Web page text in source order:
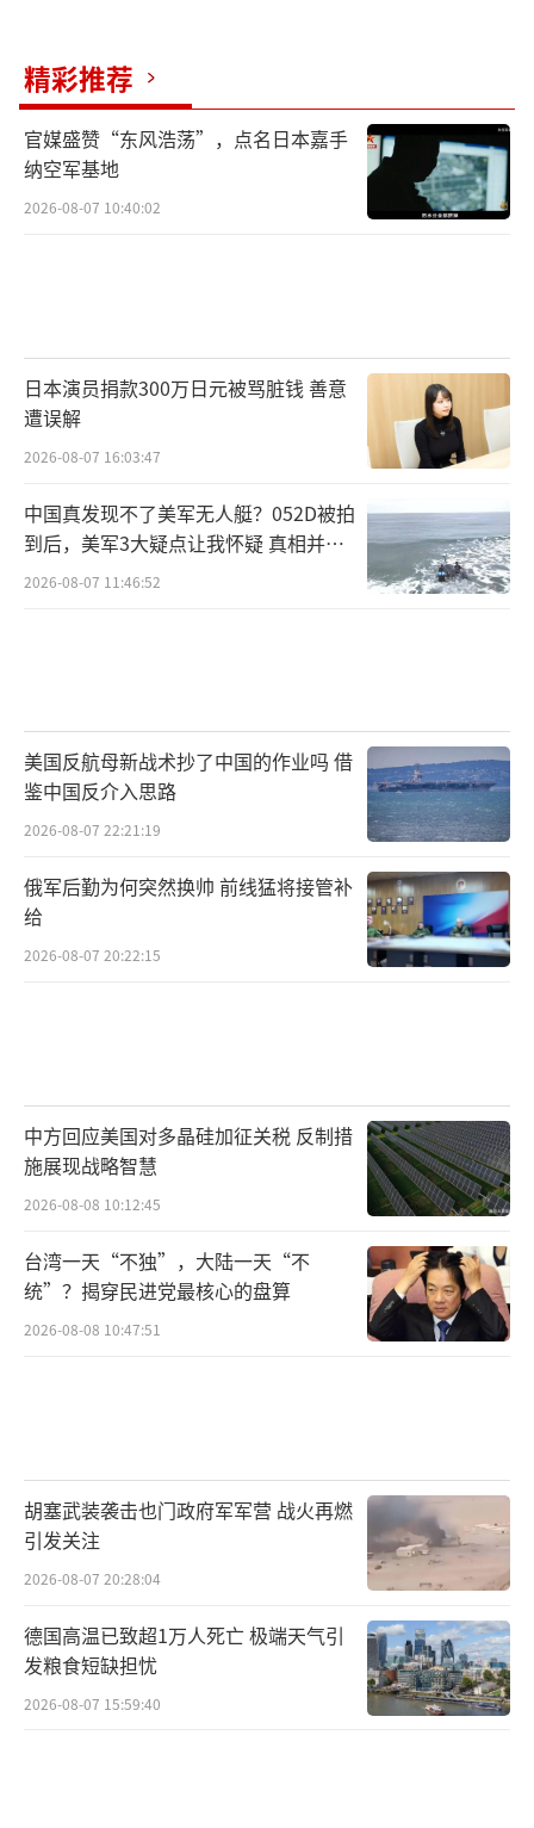
精彩推荐
官媒盛赞“东风浩荡”，点名日本嘉手
纳空军基地
2026-08-07 10:40:02
日本演员捐款300万日元被骂脏钱 善意
遭误解
2026-08-07 16:03:47
中国真发现不了美军无人艇？052D被拍
到后，美军3大疑点让我怀疑 真相并非
如此
2026-08-07 11:46:52
美国反航母新战术抄了中国的作业吗 借
鉴中国反介入思路
2026-08-07 22:21:19
俄军后勤为何突然换帅 前线猛将接管补
给
2026-08-07 20:22:15
中方回应美国对多晶硅加征关税 反制措
施展现战略智慧
2026-08-08 10:12:45
台湾一天“不独”，大陆一天“不
统”？揭穿民进党最核心的盘算
2026-08-08 10:47:51
胡塞武装袭击也门政府军军营 战火再燃
引发关注
2026-08-07 20:28:04
德国高温已致超1万人死亡 极端天气引
发粮食短缺担忧
2026-08-07 15:59:40